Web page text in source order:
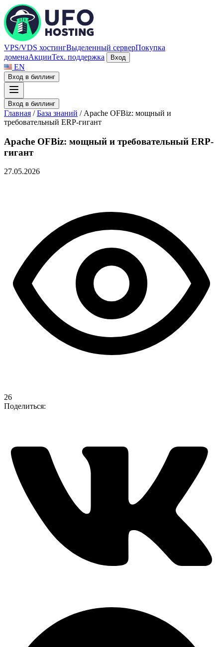
VPS/VDS хостингВыделенный серверПокупка
доменаАкцииТех. поддержка Вход
EN
Вход в биллинг
Вход в биллинг
Главная / База знаний / Apache OFBiz: мощный и
требовательный ERP-гигант
Apache OFBiz: мощный и требовательный ERP-
гигант
27.05.2026
26
Поделиться: